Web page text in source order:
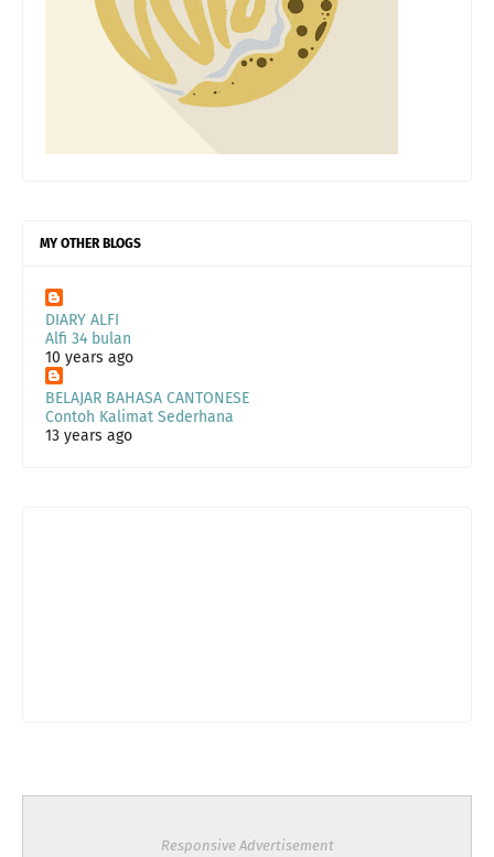
MY OTHER BLOGS
DIARY ALFI
Alfi 34 bulan
10 years ago
BELAJAR BAHASA CANTONESE
Contoh Kalimat Sederhana
13 years ago
Responsive Advertisement